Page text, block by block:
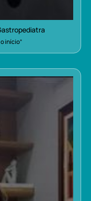
início”